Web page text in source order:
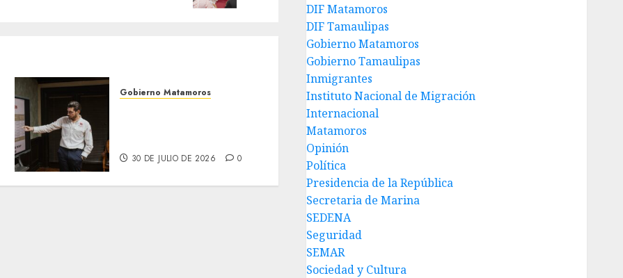
Gobierno Matamoros
30 DE JULIO DE 2026 0
DIF Matamoros
DIF Tamaulipas
Gobierno Matamoros
Gobierno Tamaulipas
Inmigrantes
Instituto Nacional de Migración
Internacional
Matamoros
Opinión
Política
Presidencia de la República
Secretaria de Marina
SEDENA
Seguridad
SEMAR
Sociedad y Cultura